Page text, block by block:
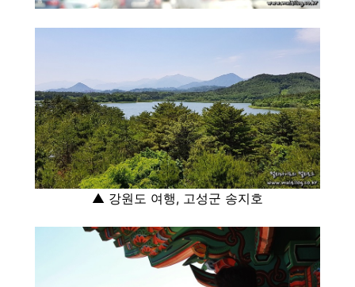
▲ 강원도 여행, 고성군 송지호